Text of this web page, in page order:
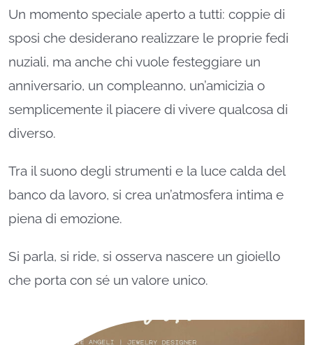
PER LE AZIENDE
Un momento speciale aperto a tutti: coppie di
sposi che desiderano realizzare le proprie fedi
nuziali, ma anche chi vuole festeggiare un
anniversario, un compleanno, un’amicizia o
semplicemente il piacere di vivere qualcosa di
diverso.
Tra il suono degli strumenti e la luce calda del
banco da lavoro, si crea un’atmosfera intima e
piena di emozione.
Si parla, si ride, si osserva nascere un gioiello
che porta con sé un valore unico.